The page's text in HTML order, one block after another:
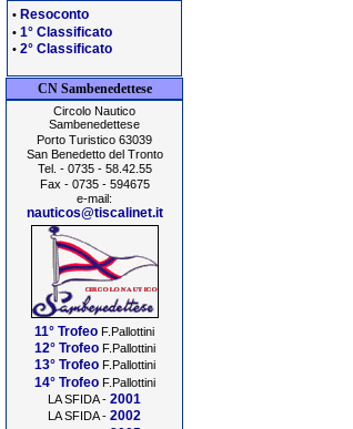
• Resoconto
• 1° Classificato
• 2° Classificato
CN Sambenedettese
Circolo Nautico
Sambenedettese
Porto Turistico 63039
San Benedetto del Tronto
Tel. - 0735 - 58.42.55
Fax - 0735 - 594675
e-mail:
nauticos@tiscalinet.it
11° Trofeo F.Pallottini
12° TrofeoF.Pallottini
13° TrofeoF.Pallottini
14° TrofeoF.Pallottini
LA SFIDA - 2001
LA SFIDA - 2002